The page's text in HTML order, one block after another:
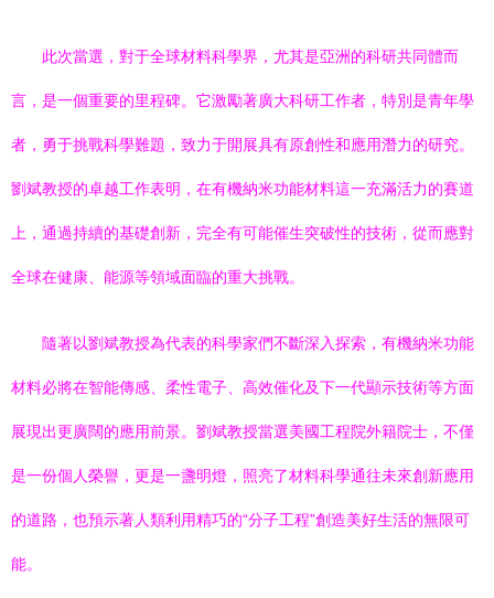
此次當選，對于全球材料科學界，尤其是亞洲的科研共同體而
言，是一個重要的里程碑。它激勵著廣大科研工作者，特別是青年學
者，勇于挑戰科學難題，致力于開展具有原創性和應用潛力的研究。
劉斌教授的卓越工作表明，在有機納米功能材料這一充滿活力的賽道
上，通過持續的基礎創新，完全有可能催生突破性的技術，從而應對
全球在健康、能源等領域面臨的重大挑戰。
隨著以劉斌教授為代表的科學家們不斷深入探索，有機納米功能
材料必將在智能傳感、柔性電子、高效催化及下一代顯示技術等方面
展現出更廣闊的應用前景。劉斌教授當選美國工程院外籍院士，不僅
是一份個人榮譽，更是一盞明燈，照亮了材料科學通往未來創新應用
的道路，也預示著人類利用精巧的“分子工程”創造美好生活的無限可
能。